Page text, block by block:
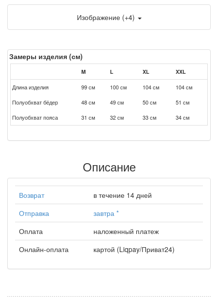
Изображение (+4)
Замеры изделия (см)
M L XL XXL
Длина изделия 99 см 100 см 104 см
104 см
Полуобхват бёдер
48 см 49 см 50 см
51 см
Полуобхват пояса
31 см 32 см 33 см 34 см
Описание
Возврат
в течение 14 дней
Отправка
завтра *
Оплата
наложенный платеж
Онлайн-оплата
картой (Liqpay/Приват24)